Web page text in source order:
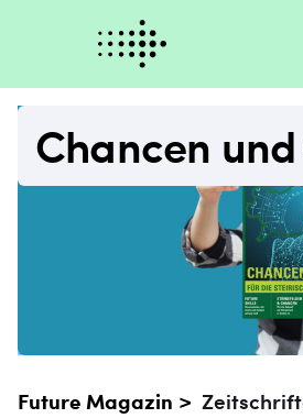
Chancen
Future Magazin >